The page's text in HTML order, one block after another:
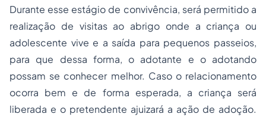
Durante esse estágio de convivência, será permitido a
realização de visitas ao abrigo onde a criança ou
adolescente vive e a saída para pequenos passeios,
para que dessa forma, o adotante e o adotando
possam se conhecer melhor. Caso o relacionamento
ocorra bem e de forma esperada, a criança será
liberada e o pretendente ajuizará a ação de adoção.